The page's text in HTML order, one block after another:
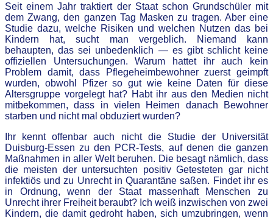
Seit einem Jahr traktiert der Staat schon Grundschüler mit
dem Zwang, den ganzen Tag Masken zu tragen. Aber eine
Studie dazu, welche Risiken und welchen Nutzen das bei
Kindern hat, sucht man vergeblich. Niemand kann
behaupten, das sei unbedenklich — es gibt schlicht keine
offiziellen Untersuchungen. Warum hattet ihr auch kein
Problem damit, dass Pflegeheimbewohner zuerst geimpft
wurden, obwohl Pfizer so gut wie keine Daten für diese
Altersgruppe vorgelegt hat? Habt ihr aus den Medien nicht
mitbekommen, dass in vielen Heimen danach Bewohner
starben und nicht mal obduziert wurden?
Ihr kennt offenbar auch nicht die Studie der Universität
Duisburg-Essen zu den PCR-Tests, auf denen die ganzen
Maßnahmen in aller Welt beruhen. Die besagt nämlich, dass
die meisten der untersuchten positiv Getesteten gar nicht
infektiös und zu Unrecht in Quarantäne saßen. Findet ihr es
in Ordnung, wenn der Staat massenhaft Menschen zu
Unrecht ihrer Freiheit beraubt? Ich weiß inzwischen von zwei
Kindern, die damit gedroht haben, sich umzubringen, wenn